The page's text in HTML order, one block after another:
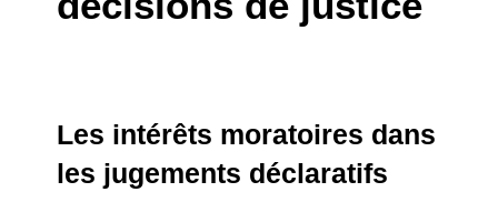
Les intérêts moratoires dans
les jugements déclaratifs